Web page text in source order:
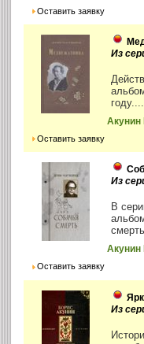
Оставить заявку
Из
году....
Акунин
Оставить заявку
Из
В
Акунин
Оставить заявку
Из